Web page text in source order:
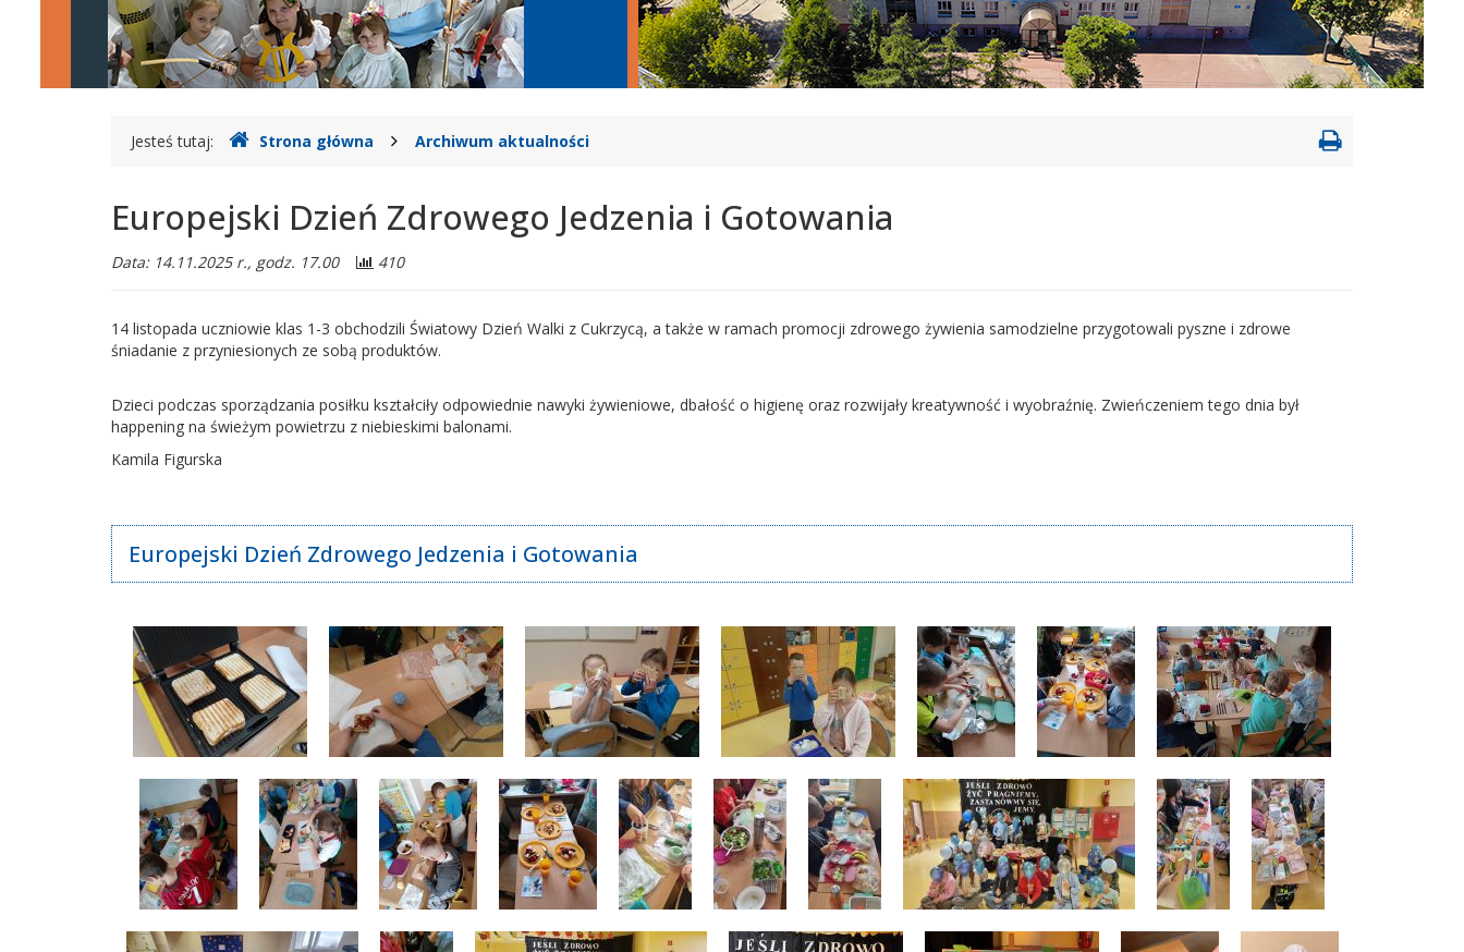
Legionowie
Gdzie
Jesteś tutaj: Strona główna Archiwum aktualności
Drukowanie
Europejski Dzień Zdrowego Jedzenia i Gotowania
Data: 14.11.2025 r., godz. 17.00 410
14 listopada uczniowie klas 1-3 obchodzili Światowy Dzień Walki z Cukrzycą, a także w ramach promocji zdrowego żywienia samodzielne przygotowali pyszne i zdrowe
śniadanie z przyniesionych ze sobą produktów.
Dzieci podczas sporządzania posiłku kształciły odpowiednie nawyki żywieniowe, dbałość o higienę oraz rozwijały kreatywność i wyobraźnię. Zwieńczeniem tego dnia był
happening na świeżym powietrzu z niebieskimi balonami.
Kamila Figurska
Europejski Dzień Zdrowego Jedzenia i Gotowania